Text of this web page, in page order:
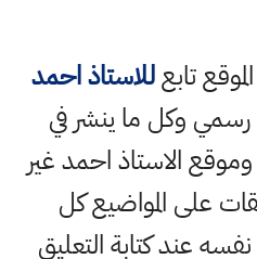
تابعللاستاذ احمد
وكل ما ينشر في
الاستاذ احمد غير
على المواضيع كل
عند كتابة التعليق